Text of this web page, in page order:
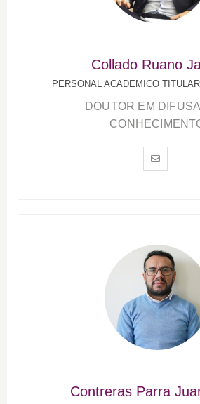
Collado Ruano
PERSONAL ACADEMICO
DOUTOR EM
Contreras Parra